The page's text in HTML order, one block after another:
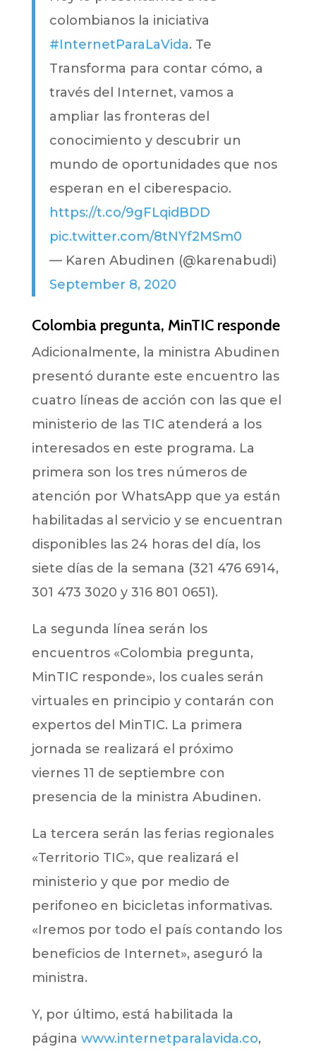
colombianos la iniciativa
#InternetParaLaVida. Te
Transforma para contar cómo, a
través del Internet, vamos a
ampliar las fronteras del
conocimiento y descubrir un
mundo de oportunidades que nos
esperan en el ciberespacio.
https://t.co/9gFLqidBDD
pic.twitter.com/8tNYf2MSm0
— Karen Abudinen (@karenabudi)
September 8, 2020
Colombia pregunta, MinTIC responde
Adicionalmente, la ministra Abudinen
presentó durante este encuentro las
cuatro líneas de acción con las que el
ministerio de las TIC atenderá a los
interesados en este programa. La
primera son los tres números de
atención por WhatsApp que ya están
habilitadas al servicio y se encuentran
disponibles las 24 horas del día, los
siete días de la semana (321 476 6914,
301 473 3020 y 316 801 0651).
La segunda línea serán los
encuentros «Colombia pregunta,
MinTIC responde», los cuales serán
virtuales en principio y contarán con
expertos del MinTIC. La primera
jornada se realizará el próximo
viernes 11 de septiembre con
presencia de la ministra Abudinen.
La tercera serán las ferias regionales
«Territorio TIC», que realizará el
ministerio y que por medio de
perifoneo en bicicletas informativas.
«Iremos por todo el país contando los
beneficios de Internet», aseguró la
ministra.
Y, por último, está habilitada la
página www.internetparalavida.co,